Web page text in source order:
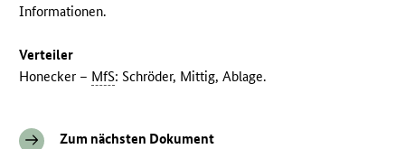
Informationen.
Verteiler
Honecker – MfS: Schröder, Mittig, Ablage.
Zum nächsten Dokument